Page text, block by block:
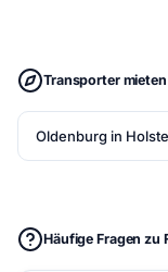
Transporter
Oldenburg in
Häufige Fragen zu